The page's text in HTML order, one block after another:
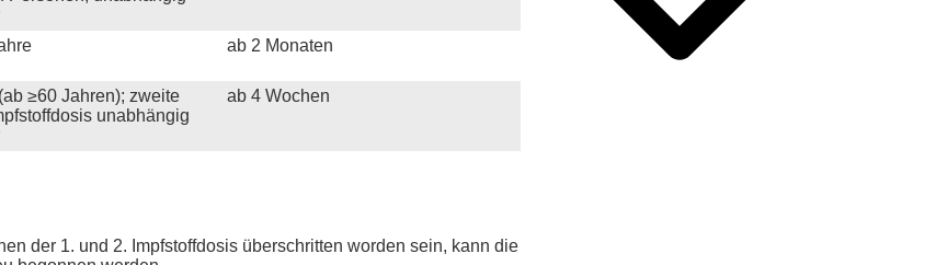
ab 2 Monaten
≥60 Jahren); zweite
unabhängig
ab 4 Wochen
der 1. und 2. Impfstoffdosis überschritten worden sein, kann die